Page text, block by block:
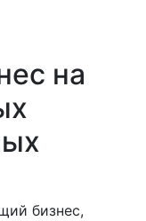
на
бизнес,